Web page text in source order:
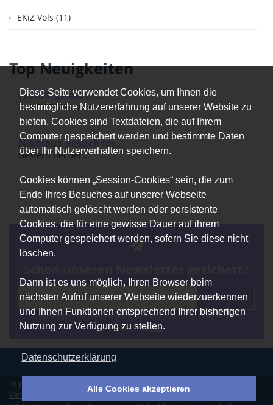
Diese Seite verwendet Cookies, um Ihnen die
bestmögliche Nutzererfahrung auf unserer Website zu
bieten. Cookies sind Textdateien, die auf Ihrem
Computer gespeichert werden und bestimmte Daten
über Ihr Nutzerverhalten speichern.
Cookies können „Session-Cookies“ sein, die zum
Ende Ihres Besuches auf unserer Webseite
automatisch gelöscht werden oder persistente
Cookies, die für eine gewisse Dauer auf ihrem
Computer gespeichert werden, sofern Sie diese nicht
löschen.
Dann ist es uns möglich, Ihren Browser beim
nächsten Aufruf unserer Webseite wiederzuerkennen
und Ihnen Funktionen entsprechend Ihrer bisherigen
Nutzung zur Verfügung zu stellen.
Datenschutzerklärung
Alle Cookies akzeptieren
EKiZ Völs (11)
Top Neuigkeiten
Frühlingsfest im...
Das EKiZ Völs ladet alle...
Nikolaus Besuch im...
Gestern bei der...
Abonnieren
Abmeldung jederzeit möglich. Weitere Infos zum Datenschutz
erhalten Siehier.
Impressum Datenschutz | Erklärung zur Barrierefreiheit
Vereinssatzung
Vertrag widerrufen